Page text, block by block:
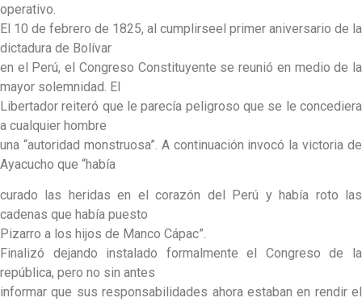
operativo.
El 10 de febrero de 1825, al cumplirseel primer aniversario de la
dictadura de Bolívar
en el Perú, el Congreso Constituyente se reunió en medio de la
mayor solemnidad. El
Libertador reiteró que le parecía peligroso que se le concediera
a cualquier hombre
una “autoridad monstruosa”. A continuación invocó la victoria de
Ayacucho que “había
curado las heridas en el corazón del Perú y había roto las
cadenas que había puesto
Pizarro a los hijos de Manco Cápac”.
Finalizó dejando instalado formalmente el Congreso de la
república, pero no sin antes
informar que sus responsabilidades ahora estaban en rendir el